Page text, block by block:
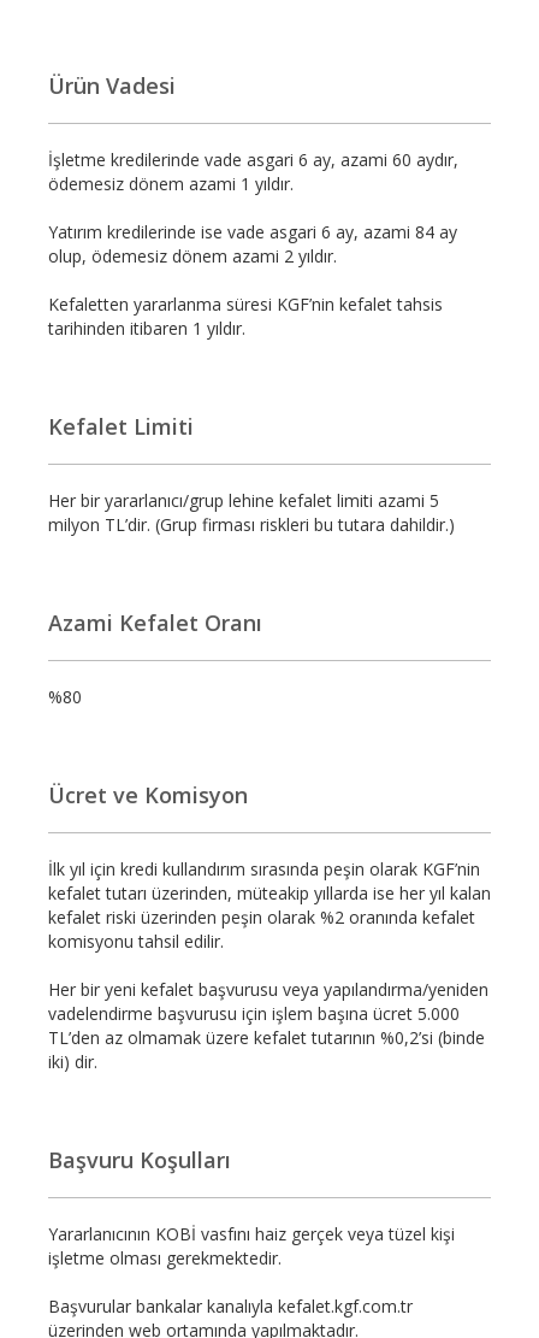
Ürün Vadesi
İşletme kredilerinde vade asgari 6 ay, azami 60 aydır,
ödemesiz dönem azami 1 yıldır.
Yatırım kredilerinde ise vade asgari 6 ay, azami 84 ay
olup, ödemesiz dönem azami 2 yıldır.
Kefaletten yararlanma süresi KGF’nin kefalet tahsis
tarihinden itibaren 1 yıldır.
Kefalet Limiti
Her bir yararlanıcı/grup lehine kefalet limiti azami 5
milyon TL’dir. (Grup firması riskleri bu tutara dahildir.)
Azami Kefalet Oranı
%80
Ücret ve Komisyon
İlk yıl için kredi kullandırım sırasında peşin olarak KGF’nin
kefalet tutarı üzerinden, müteakip yıllarda ise her yıl kalan
kefalet riski üzerinden peşin olarak %2 oranında kefalet
komisyonu tahsil edilir.
Her bir yeni kefalet başvurusu veya yapılandırma/yeniden
vadelendirme başvurusu için işlem başına ücret 5.000
TL’den az olmamak üzere kefalet tutarının %0,2’si (binde
iki) dir.
Başvuru Koşulları
Yararlanıcının KOBİ vasfını haiz gerçek veya tüzel kişi
işletme olması gerekmektedir.
Başvurular bankalar kanalıyla kefalet.kgf.com.tr
üzerinden web ortamında yapılmaktadır.